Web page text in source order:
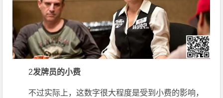
2发牌员的小费
不过实际上，这数字很大程度是受到小费的影响，